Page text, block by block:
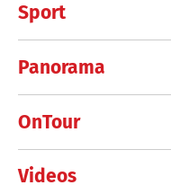
Sport
Panorama
OnTour
Videos